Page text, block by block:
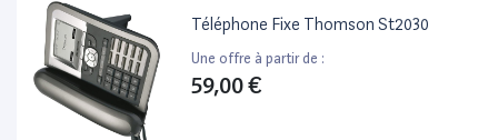
Téléphone Fixe Thomson St2030
Une offre à partir de :
59,00 €